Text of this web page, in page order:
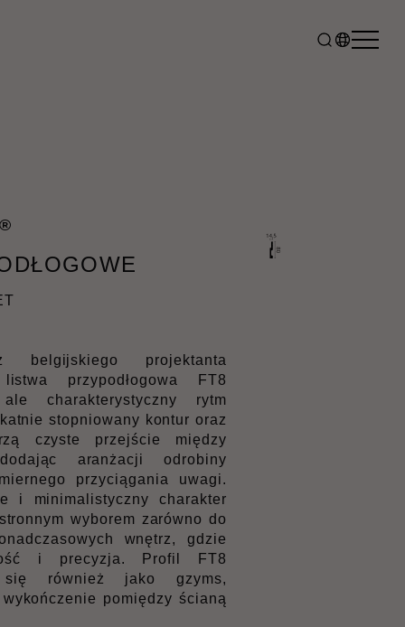
®
belgijskiego projektanta
przypodłogowa FT8
charakterystyczny rytm
stopniowany kontur oraz
czyste przejście między
aranżacji odrobiny
przyciągania uwagi.
i minimalistyczny charakter
wyborem zarówno do
wnętrz, gdzie
i precyzja. Profil FT8
się również jako gzyms,
pomiędzy ścianą